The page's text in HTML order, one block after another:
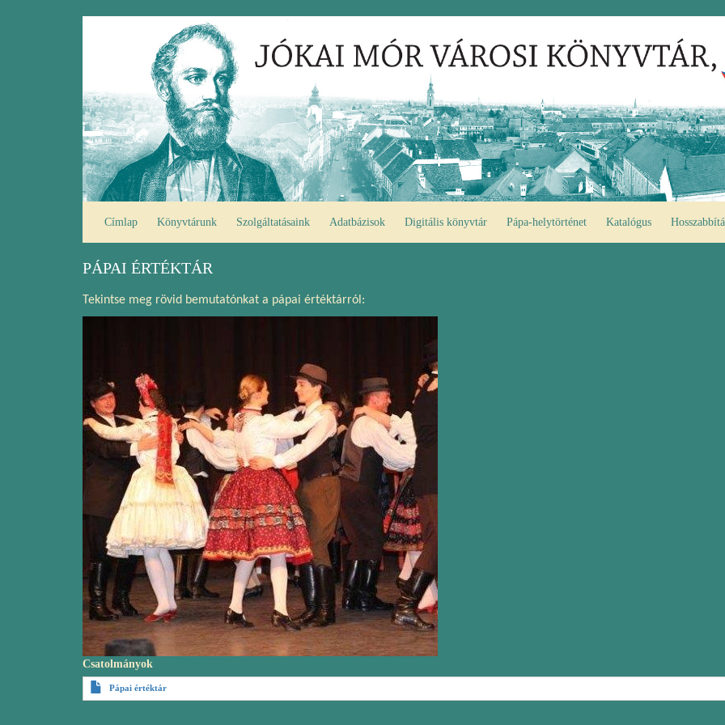
Címlap Könyvtárunk Szolgáltatásaink Adatbázisok Digitális könyvtár Pápa-helytörténet Katalógus
PÁPAI ÉRTÉKTÁR
Tekintse meg rövid bemutatónkat a pápai értéktárról:
Csatolmányok
Pápai értéktár